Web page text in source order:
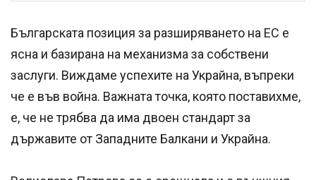
Българската позиция за разширяването на ЕС е
ясна и базирана на механизма за собствени
заслуги. Виждаме успехите на Украйна, въпреки
че е във война. Важната точка, която поставихме,
е, че не трябва да има двоен стандарт за
държавите от Западните Балкани и Украйна.